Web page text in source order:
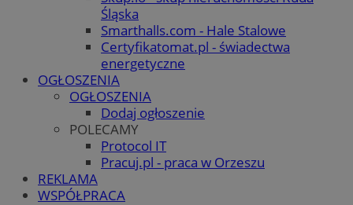
Śląska
Smarthalls.com - Hale Stalowe
Certyfikatomat.pl - świadectwa
energetyczne
OGŁOSZENIA
OGŁOSZENIA
Dodaj ogłoszenie
POLECAMY
Protocol IT
Pracuj.pl - praca w Orzeszu
REKLAMA
WSPÓŁPRACA